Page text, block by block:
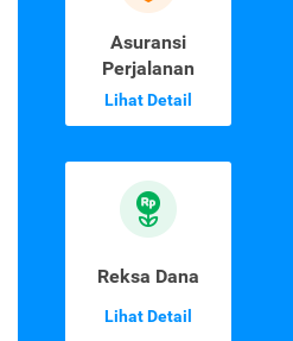
Asuransi
Perjalanan
Lihat Detail
Reksa Dana
Lihat Detail